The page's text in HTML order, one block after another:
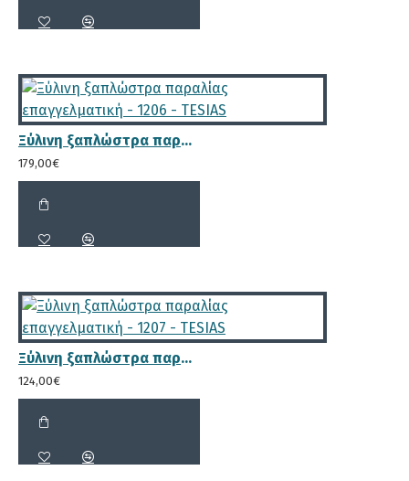
Ξύλινη ξαπλώστρα παραλίας επαγγελματική - 1206 - TESIAS
179,00€
Ξύλινη ξαπλώστρα παραλίας επαγγελματική - 1207 - TESIAS
124,00€